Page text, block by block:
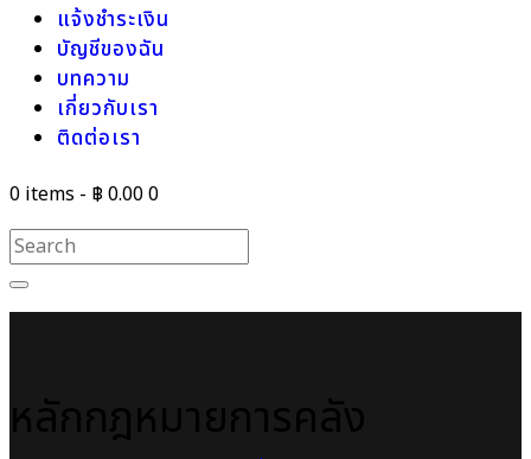
แจ้งชำระเงิน
บัญชีของฉัน
บทความ
เกี่ยวกับเรา
ติดต่อเรา
0 items - ฿ 0.000